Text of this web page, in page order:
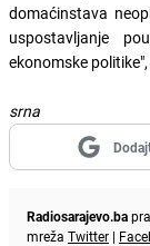
domaćinstava
uspostavljanje
ekonomske
srna
Radiosarajevo.ba
mreža Twitter |